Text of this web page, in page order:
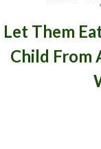
Let Them
Child From